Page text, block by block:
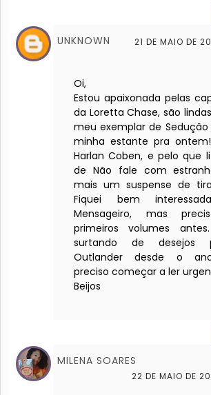
UNKNOWN 21 DE MAIO DE
Oi,
Estou apaixonada pelas
da Loretta Chase, são
meu exemplar de Sedução
minha estante pra
Harlan Coben, e pelo que
de Não fale com
mais um suspense de
Fiquei bem
Mensageiro, mas
primeiros volumes
surtando de desejos
Outlander desde o
preciso começar a ler
Beijos
MILENA SOARES
22 DE MAIO DE